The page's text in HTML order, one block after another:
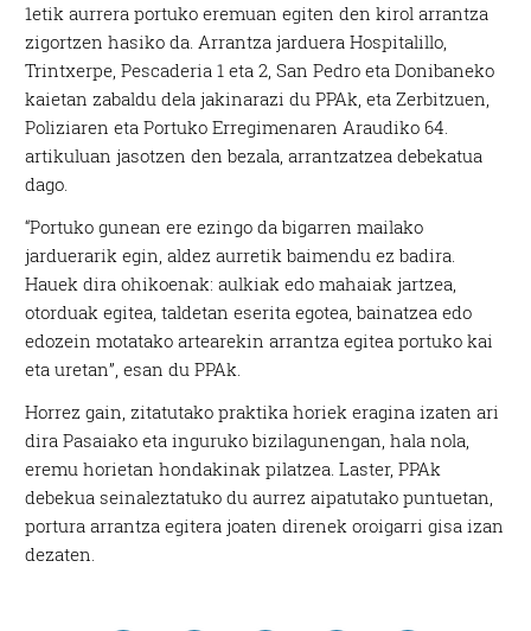
1etik aurrera portuko eremuan egiten den kirol arrantza
zigortzen hasiko da. Arrantza jarduera Hospitalillo,
Trintxerpe, Pescaderia 1 eta 2, San Pedro eta Donibaneko
kaietan zabaldu dela jakinarazi du PPAk, eta Zerbitzuen,
Poliziaren eta Portuko Erregimenaren Araudiko 64.
artikuluan jasotzen den bezala, arrantzatzea debekatua
dago.
“Portuko gunean ere ezingo da bigarren mailako
jarduerarik egin, aldez aurretik baimendu ez badira.
Hauek dira ohikoenak: aulkiak edo mahaiak jartzea,
otorduak egitea, taldetan eserita egotea, bainatzea edo
edozein motatako artearekin arrantza egitea portuko kai
eta uretan”, esan du PPAk.
Horrez gain, zitatutako praktika horiek eragina izaten ari
dira Pasaiako eta inguruko bizilagunengan, hala nola,
eremu horietan hondakinak pilatzea. Laster, PPAk
debekua seinaleztatuko du aurrez aipatutako puntuetan,
portura arrantza egitera joaten direnek oroigarri gisa izan
dezaten.